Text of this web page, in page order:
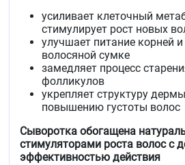
усиливает клеточный
стимулирует рост новых
улучшает питание корней
волосяной сумке
замедляет процесс
фолликулов
укрепляет структуру
повышению густоты волос
Сыворотка обогащена
стимуляторами роста волос с
эффективностью действия